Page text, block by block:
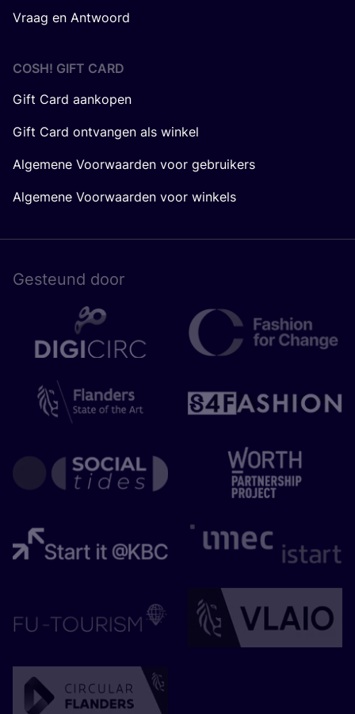
Vraag en Antwoord
COSH! GIFT CARD
Gift Card aankopen
Gift Card ontvangen als winkel
Algemene Voorwaarden voor gebruikers
Algemene Voorwaarden voor winkels
Gesteund door